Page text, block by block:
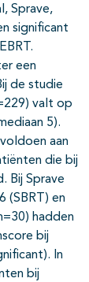
Sprave,
significant
een
de studie
valt op
5).
aan
die bij
Bij Sprave
(SBRT) en
hadden
bij
In
bij